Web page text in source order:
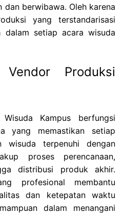
dan berwibawa. Oleh karena
yang terstandarisasi
dalam setiap acara wisuda
Produksi
Kampus berfungsi
yang memastikan setiap
wisuda terpenuhi dengan
proses perencanaan,
distribusi produk akhir.
profesional membantu
dan ketepatan waktu
dalam menangani